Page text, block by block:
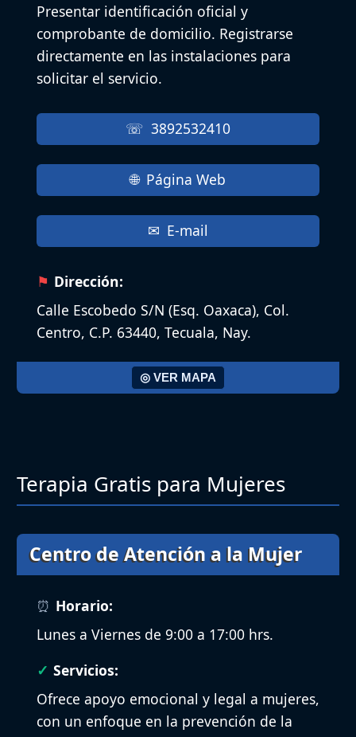
Presentar identificación oficial y
comprobante de domicilio. Registrarse
directamente en las instalaciones para
solicitar el servicio.
3892532410
Página Web
E-mail
Dirección:
Calle Escobedo S/N (Esq. Oaxaca), Col.
Centro, C.P. 63440, Tecuala, Nay.
◎ VER MAPA
Terapia Gratis para Mujeres
Centro de Atención a la Mujer
Horario:
Lunes a Viernes de 9:00 a 17:00 hrs.
Servicios:
Ofrece apoyo emocional y legal a mujeres,
con un enfoque en la prevención de la